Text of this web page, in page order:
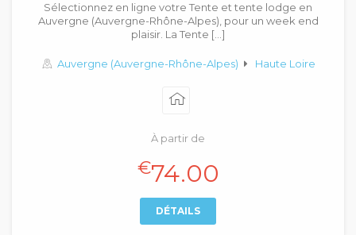
Sélectionnez en ligne votre Tente et tente lodge en
Auvergne (Auvergne-Rhône-Alpes), pour un week end
plaisir. La Tente […]
Auvergne (Auvergne-Rhône-Alpes) Haute Loire
À partir de
€74.00
DÉTAILS